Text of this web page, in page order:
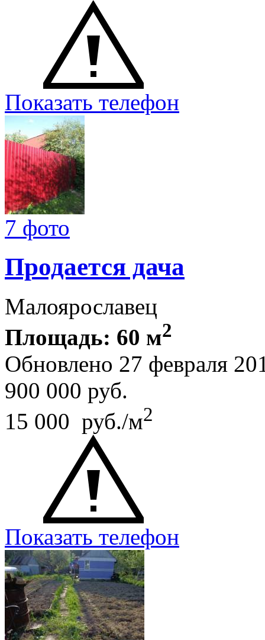
Показать телефон
7 фото
Продается дача
Малоярославец
Площадь: 60 м2
Обновлено 27 февраля
900 000 руб.
15 000 руб./м2
Показать телефон